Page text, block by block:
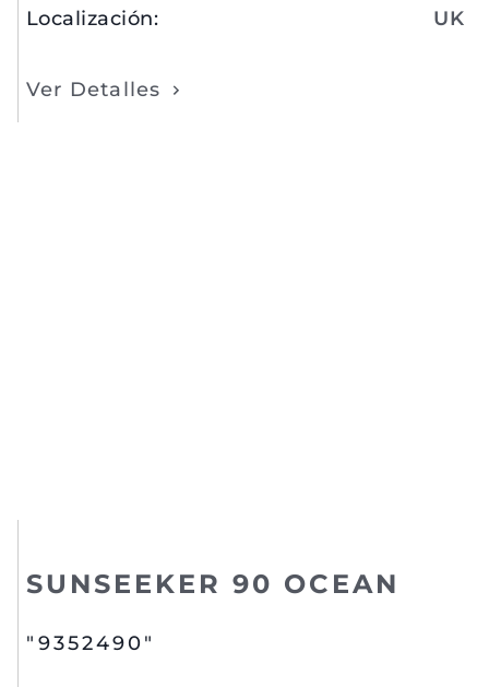
Localización: UK
Ver Detalles
SUNSEEKER 90 OCEAN
"9352490"